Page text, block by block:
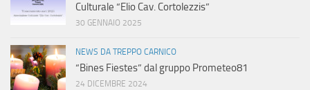
Culturale “Elio Cav. Cortolezzis”
30 GENNAIO 2025
NEWS DA TREPPO CARNICO
“Bines Fiestes” dal gruppo Prometeo81
24 DICEMBRE 2024